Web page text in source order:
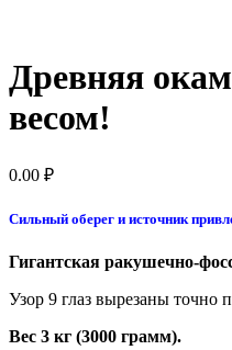
Древняя
весом!
0.00 ₽
Сильный оберег и источник
Гигантская ракушечно-
Узор 9 глаз вырезаны точно
Вес 3 кг (3000 грамм).